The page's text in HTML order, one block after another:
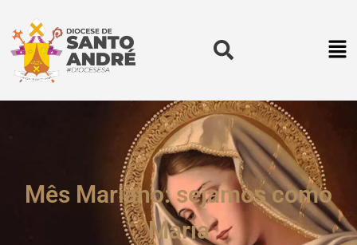
Mês Mariano: sejamos como
Maria